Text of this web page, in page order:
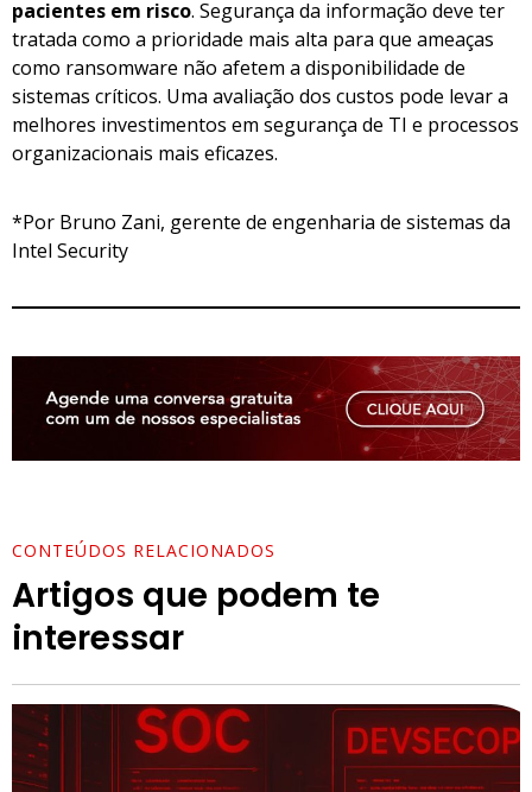
pacientes em risco. Segurança da informação deve ter
tratada como a prioridade mais alta para que ameaças
como ransomware não afetem a disponibilidade de
sistemas críticos. Uma avaliação dos custos pode levar a
melhores investimentos em segurança de TI e processos
organizacionais mais eficazes.
*Por Bruno Zani, gerente de engenharia de sistemas da
Intel Security
CONTEÚDOS RELACIONADOS
Artigos que podem te
interessar